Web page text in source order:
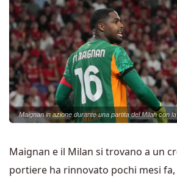
Maignan in azione durante una partita del Milan con
Maignan e il Milan si trovano a un
portiere ha rinnovato pochi mesi